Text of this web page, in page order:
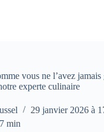
vous ne l’avez jamais
experte culinaire
29 janvier 2026 à
7 min